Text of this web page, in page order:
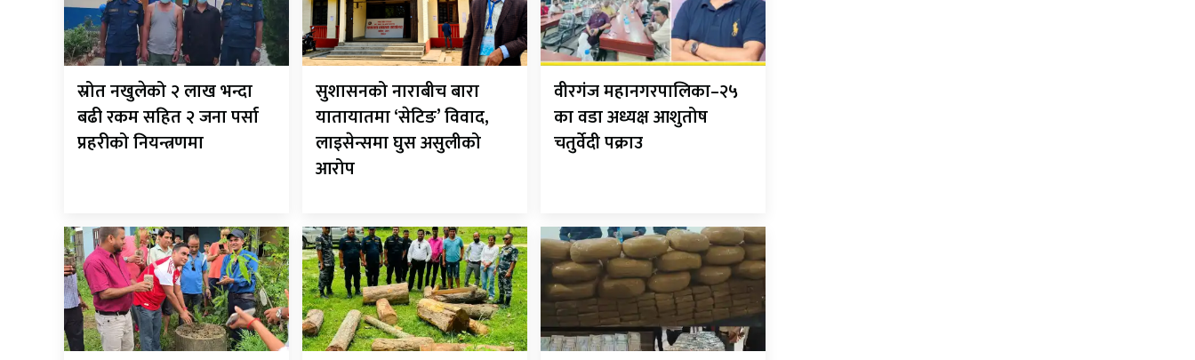
स्रोत नखुलेको २ लाख भन्दा
बढी रकम सहित २ जना पर्सा
प्रहरीको नियन्त्रणमा
सुशासनको नाराबीच बारा
यातायातमा ‘सेटिङ’ विवाद,
लाइसेन्समा घुस असुलीको
आरोप
वीरगंज महानगरपालिका–२५
का वडा अध्यक्ष आशुतोष
चतुर्वेदी पक्राउ